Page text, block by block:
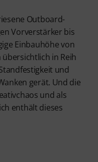
Outboard-
Vorverstärker bis
Einbauhöhe von
übersichtlich in Reih
und
gerät. Und die
und als
enthält dieses